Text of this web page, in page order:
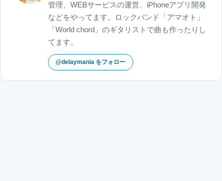
管理、WEBサービスの運営、iPhoneアプリ開発
などをやってます。ロックバンド「アマオト」
「World chord」のギタリストで曲も作ったりし
てます。
@delaymania をフォロー